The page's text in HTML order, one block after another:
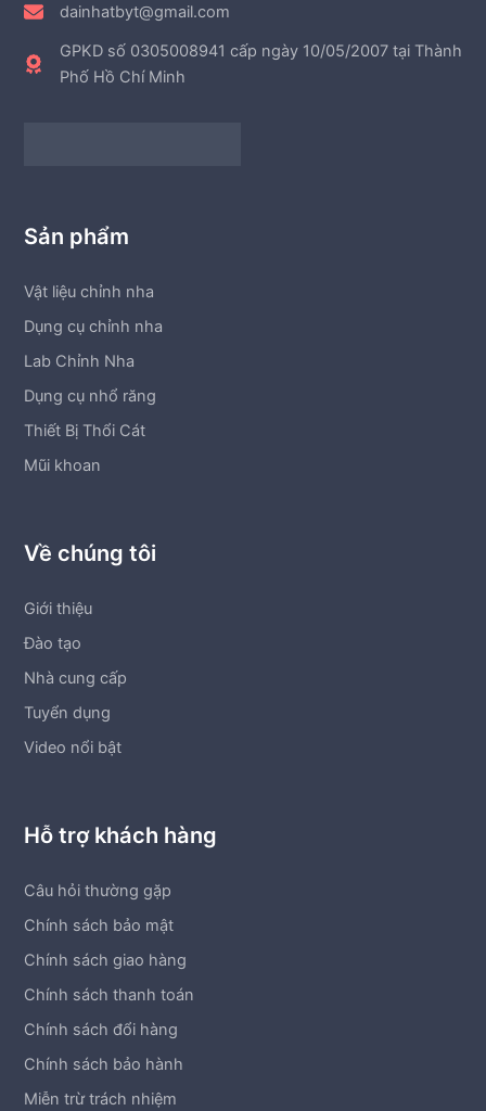
dainhatbyt@gmail.com
GPKD số 0305008941 cấp ngày 10/05/2007 tại Thành
Phố Hồ Chí Minh
Sản phẩm
Vật liệu chỉnh nha
Dụng cụ chỉnh nha
Lab Chỉnh Nha
Dụng cụ nhổ răng
Thiết Bị Thổi Cát
Mũi khoan
Về chúng tôi
Giới thiệu
Đào tạo
Nhà cung cấp
Tuyển dụng
Video nổi bật
Hỗ trợ khách hàng
Câu hỏi thường gặp
Chính sách bảo mật
Chính sách giao hàng
Chính sách thanh toán
Chính sách đổi hàng
Chính sách bảo hành
Miễn trừ trách nhiệm